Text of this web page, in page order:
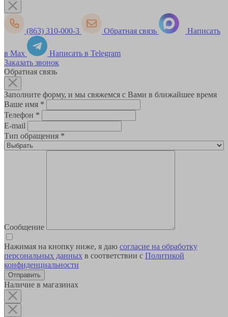
(863) 310-000-3 Обратная связь Написать
в Max
Написать в Telegram
Заказать звонок
Обратная связь
Заполните форму, и мы свяжемся с Вами в ближайшее время
Ваше имя *
Телефон *
E-mail
Тип обращения *
Сообщение
Нажимая на кнопку ниже, я даю согласие на обработку
персональных данных в соответствии с Политикой
конфиденциальности
Наличие в магазинах